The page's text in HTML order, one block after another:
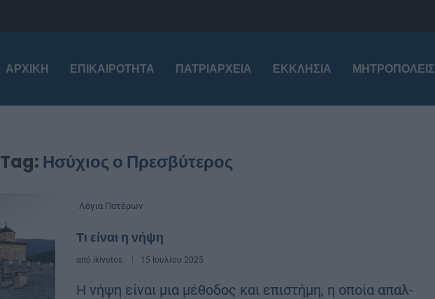
ΑΡΧΙΚΉ ΕΠΙΚΑΙΡΌΤΗΤΑ ΠΑΤΡΙΑΡΧΕΊΑ ΕΚΚΛΗΣΊΑ ΜΗΤΡΟΠΌΛΕΙΣ
Tag: Ησύχιος ο Πρεσβύτερος
Λόγια Πατέρων
Τι είναι η νήψη
από ikivotos 15 Ιουλίου 2025
Η νήψη εί­ναι μια μέ­θο­δος και επι­στή­μη, η οποία απαλ­